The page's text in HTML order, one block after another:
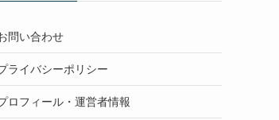
問い合わせ
ライバシーポリシー
ロフィール・運営者情報